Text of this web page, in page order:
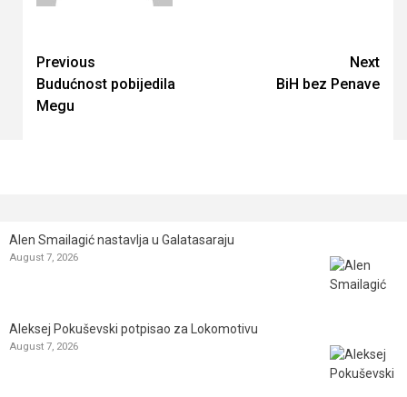
Continue
Reading
Previous
Budućnost pobijedila
Megu
Next
BiH bez Penave
Alen Smailagić nastavlja u Galatasaraju
August 7, 2026
Aleksej Pokuševski potpisao za Lokomotivu
August 7, 2026